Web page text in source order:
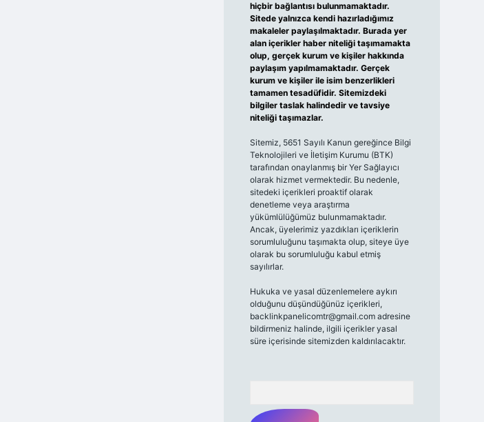
hiçbir bağlantısı bulunmamaktadır.
Sitede yalnızca kendi hazırladığımız
makaleler paylaşılmaktadır. Burada yer
alan içerikler haber niteliği taşımamakta
olup, gerçek kurum ve kişiler hakkında
paylaşım yapılmamaktadır. Gerçek
kurum ve kişiler ile isim benzerlikleri
tamamen tesadüfidir. Sitemizdeki
bilgiler taslak halindedir ve tavsiye
niteliği taşımazlar.
Sitemiz, 5651 Sayılı Kanun gereğince Bilgi
Teknolojileri ve İletişim Kurumu (BTK)
tarafından onaylanmış bir Yer Sağlayıcı
olarak hizmet vermektedir. Bu nedenle,
sitedeki içerikleri proaktif olarak
denetleme veya araştırma
yükümlülüğümüz bulunmamaktadır.
Ancak, üyelerimiz yazdıkları içeriklerin
sorumluluğunu taşımakta olup, siteye üye
olarak bu sorumluluğu kabul etmiş
sayılırlar.
Hukuka ve yasal düzenlemelere aykırı
olduğunu düşündüğünüz içerikleri,
backlinkpanelicomtr@gmail.comadresine
bildirmeniz halinde, ilgili içerikler yasal
süre içerisinde sitemizden kaldırılacaktır.